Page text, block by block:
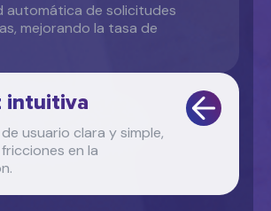
automática de solicitudes
mejorando la tasa de
intuitiva
usuario clara y simple,
en la